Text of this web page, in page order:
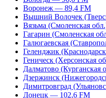
Воронеж — 89,4 FM
Вышний Волочек
Вязьма (Смоленская
Гагарин (Смоленская
Галюгаевская
Геленджик
Геническ (Херсонская
Далматово
Дзержинск
Димитровград
Донецк — 102,6 FM